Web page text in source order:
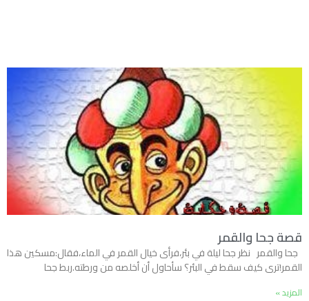
قصة جحا والقمر
جحا والقمر نظر جحا ليلة في بئر،فرأى خيال القمر في الماء،فقال:مسكين هذا
القمر!ترى كيف سقط في البئر؟ سأحاول أن أخلصه من ورطته.ربط جحا
المزيد »